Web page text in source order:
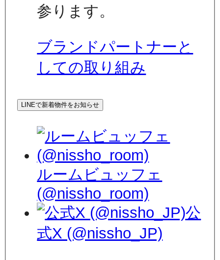
参ります。
ブランドパートナーと
しての取り組み
LINEで新着物件をお知らせ
ルームビュッフェ
(@nissho_room)
公
式X (@nissho_JP)